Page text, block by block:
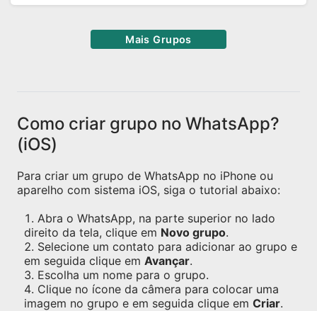
Mais Grupos
Como criar grupo no WhatsApp?
(iOS)
Para criar um grupo de WhatsApp no iPhone ou
aparelho com sistema iOS, siga o tutorial abaixo:
Abra o WhatsApp, na parte superior no lado
direito da tela, clique em Novo grupo.
Selecione um contato para adicionar ao grupo e
em seguida clique em Avançar.
Escolha um nome para o grupo.
Clique no ícone da câmera para colocar uma
imagem no grupo e em seguida clique em Criar.